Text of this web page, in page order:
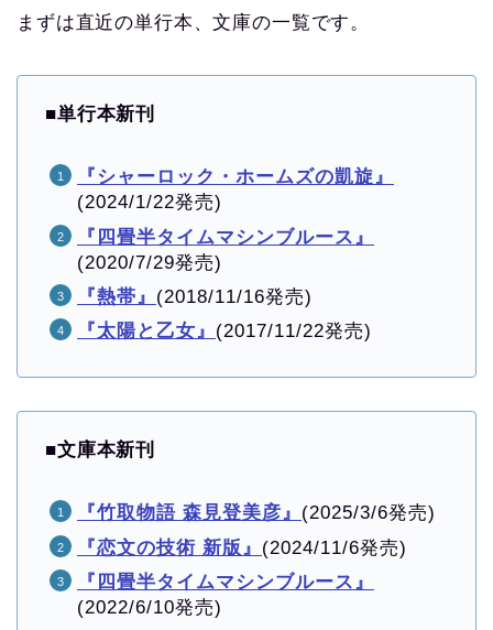
まずは直近の単行本、文庫の一覧です。
■単行本新刊
『シャーロック・ホームズの凱旋』
(2024/1/22発売)
『四畳半タイムマシンブルース』
(2020/7/29発売)
『熱帯』 (2018/11/16発売)
『太陽と乙女』 (2017/11/22発売)
■文庫本新刊
『竹取物語 森見登美彦』 (2025/3/6発売)
『恋文の技術 新版』 (2024/11/6発売)
『四畳半タイムマシンブルース』
(2022/6/10発売)